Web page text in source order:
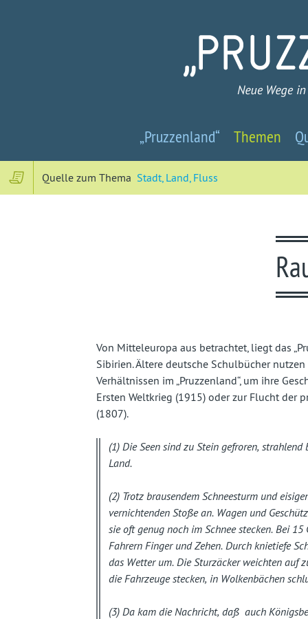
-
Neue
vergessenes
Land
„Pruzzenland“ Themen
Quelle zum Thema Stadt, Land, Fluss
Von Mitteleuropa aus betrachtet, liegt das
Sibirien. Ältere deutsche Schulbücher
Verhältnissen im „Pruzzenland“, um ihre
Ersten Weltkrieg (1915) oder zur Flucht der
(1807).
(1) Die Seen sind zu Stein gefroren,
Land.
(2) Trotz brausendem Schneesturm und
vernichtenden Stoße an. Wagen und
sie oft genug noch im Schnee stecken. Bei
Fahrern Finger und Zehen. Durch knietiefe
das Wetter um. Die Sturzäcker weichten auf
die Fahrzeuge stecken, in Wolkenbächen
(3) Da kam die Nachricht, daß auch